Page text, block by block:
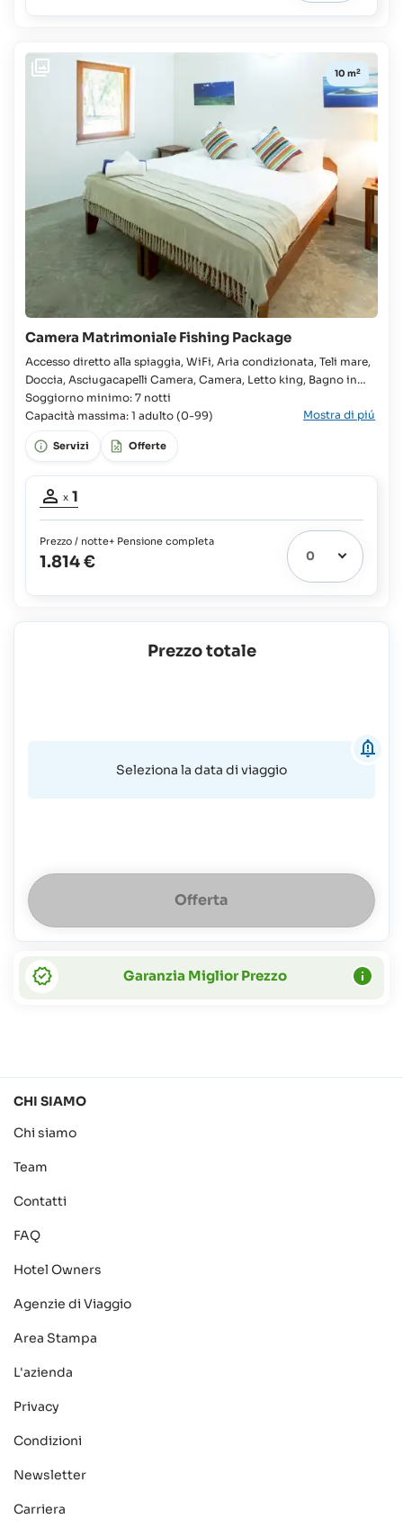
Camera Matrimoniale Fishing Package
10 m2
Accesso diretto alla spiaggia, WiFi, Aria condizionata, Teli mare,
Doccia, Asciugacapelli Camera, Camera, Letto king, Bagno in
camera, WC, Presa per rasoio, Pensione completa, Vista
giardino, Lettini prendisole, Servizio di pulizia, Cambio
Soggiorno minimo: 7 notti
Capacità massima: 1 adulto (0-99)
Mostra di piú
Servizi Offerte
Partecipanti
x 1
Prezzo / notte+ Pensione completa
1.814 €
Prezzo totale
Seleziona la data di viaggio
Offerta
Garanzia Miglior Prezzo
CHI SIAMO
Chi siamo
Team
Contatti
FAQ
Hotel Owners
Agenzie di Viaggio
Area Stampa
L'azienda
Privacy
Condizioni
Newsletter
Carriera